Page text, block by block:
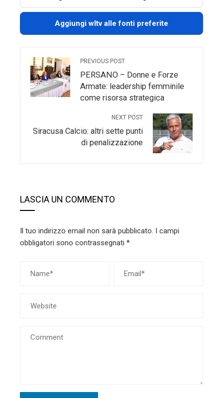
Aggiungi wltv alle fonti preferite
PREVIOUS POST
PERSANO – Donne e Forze
Armate: leadership femminile
come risorsa strategica
NEXT POST
Siracusa Calcio: altri sette punti
di penalizzazione
LASCIA UN COMMENTO
Il tuo indirizzo email non sarà pubblicato. I campi
obbligatori sono contrassegnati *